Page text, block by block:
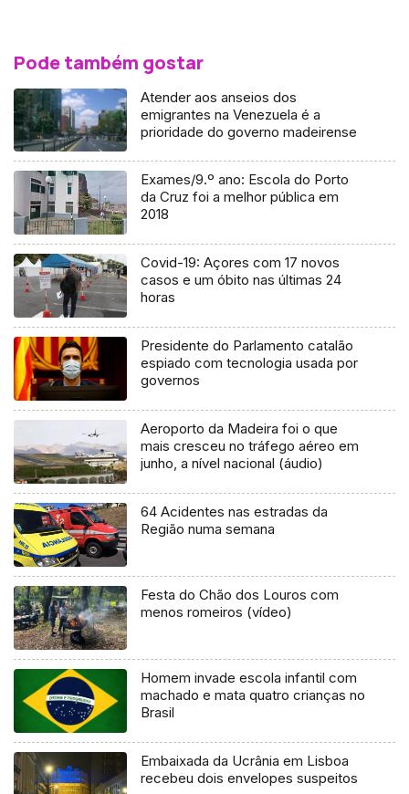
Pode também gostar
Atender aos anseios dos
emigrantes na Venezuela é a
prioridade do governo madeirense
Exames/9.º ano: Escola do Porto
da Cruz foi a melhor pública em
2018
Covid-19: Açores com 17 novos
casos e um óbito nas últimas 24
horas
Presidente do Parlamento catalão
espiado com tecnologia usada por
governos
Aeroporto da Madeira foi o que
mais cresceu no tráfego aéreo em
junho, a nível nacional (áudio)
64 Acidentes nas estradas da
Região numa semana
Festa do Chão dos Louros com
menos romeiros (vídeo)
Homem invade escola infantil com
machado e mata quatro crianças no
Brasil
Embaixada da Ucrânia em Lisboa
recebeu dois envelopes suspeitos